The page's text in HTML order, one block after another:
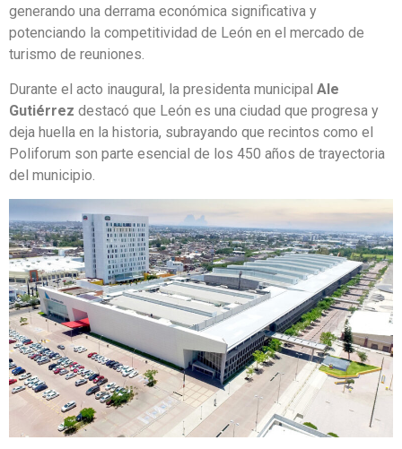
generando una derrama económica significativa y
potenciando la competitividad de León en el mercado de
turismo de reuniones.
Durante el acto inaugural, la presidenta municipal Ale
Gutiérrez destacó que León es una ciudad que progresa y
deja huella en la historia, subrayando que recintos como el
Poliforum son parte esencial de los 450 años de trayectoria
del municipio.